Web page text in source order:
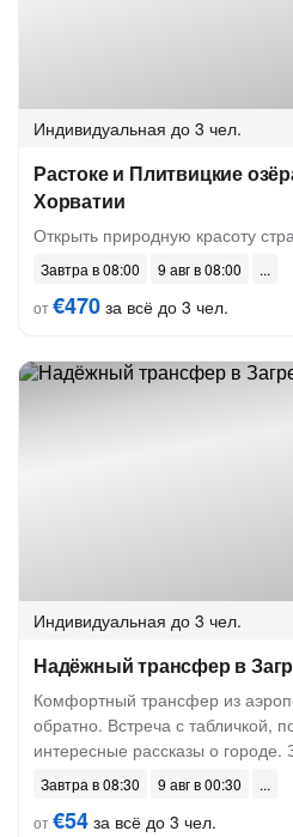
Индивидуальная до 3 чел.
Растоке и Плитвицкие
Хорватии
Открыть природную красоту
Завтра в 08:00
9 авг в 08:00
от€470 за всё до 3 чел.
Индивидуальная до 3 чел.
Надёжный трансфер в
Комфортный трансфер из
обратно. Встреча с табличкой,
интересные рассказы о городе.
Завтра в 08:30
9 авг в 00:30
от€54 за всё до 3 чел.